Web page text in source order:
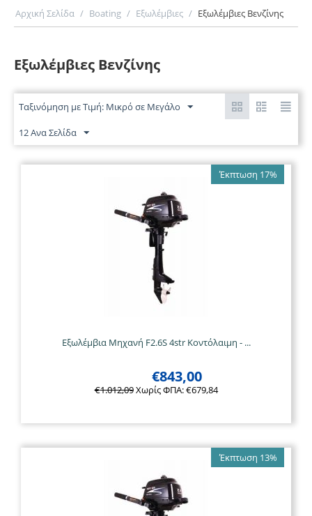
Αρχική Σελίδα / Boating / Εξωλέμβιες / Εξωλέμβιες Βενζίνης
Εξωλέμβιες Βενζίνης
Ταξινόμηση με Τιμή: Μικρό σε Μεγάλο
12 Ανα Σελίδα
Έκπτωση 17%
Εξωλέμβια Μηχανή F2.6S 4str Κοντόλαιμη - ...
€1.012,09
€843,00
Χωρίς ΦΠΑ:€679,84
Έκπτωση 13%